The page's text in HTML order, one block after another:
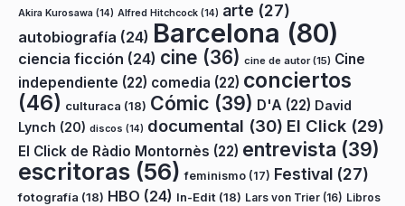
Akira Kurosawa (14) Alfred Hitchcock (14) arte (27)
autobiografía (24) Barcelona (80)
ciencia ficción (24) cine (36) cine de autor(15) Cine
independiente (22) comedia (22) conciertos
(46) culturaca (18) Cómic (39) D'A (22) David
Lynch (20) discos (14) documental (30) El Click (29)
El Click de Ràdio Montornès (22) entrevista (39)
escritoras (56) feminismo (17) Festival (27)
fotografía (18) HBO (24) In-Edit (18) Lars von Trier (16) Libros